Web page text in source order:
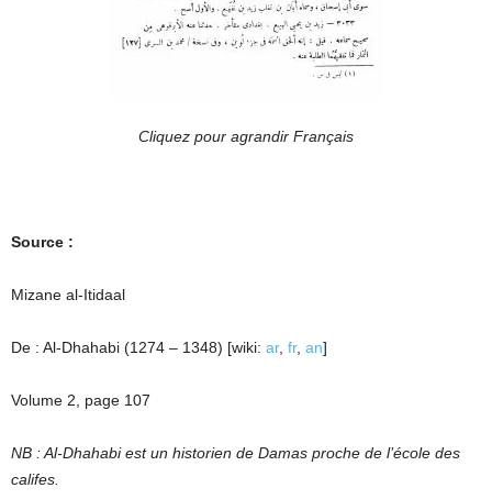
Cliquez pour agrandir Français
Source :
Mizane al-Itidaal
De : Al-Dhahabi (1274 – 1348) [wiki: ar, fr, an]
Volume 2, page 107
NB : Al-Dhahabi est un historien de Damas proche de l’école des
califes.